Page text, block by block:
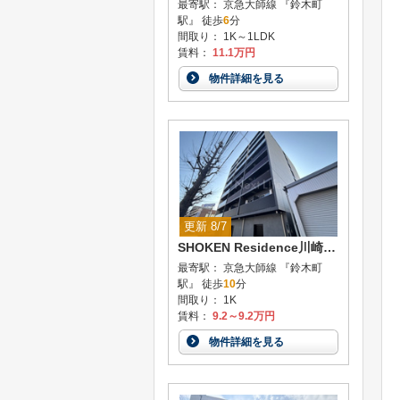
最寄駅： 京急大師線 『鈴木町
駅』 徒歩6分
間取り： 1K～1LDK
賃料： 11.1万円
物件詳細を見る
更新 8/7
SHOKEN Residence川崎大師
最寄駅： 京急大師線 『鈴木町
駅』 徒歩10分
間取り： 1K
賃料： 9.2～9.2万円
物件詳細を見る